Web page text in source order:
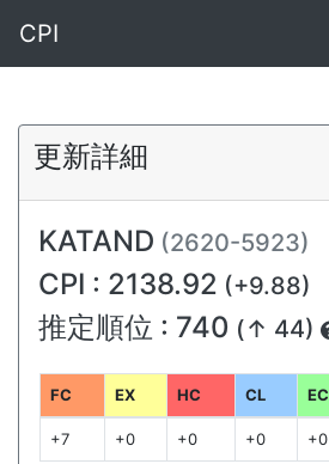
CPI
更新詳細
KATAND (2620-5923)
CPI : 2138.92 (+9.88)
推定順位 : 740 (↑ 44)
FC EX HC CL EC
+7 +0 +0 +0 +0